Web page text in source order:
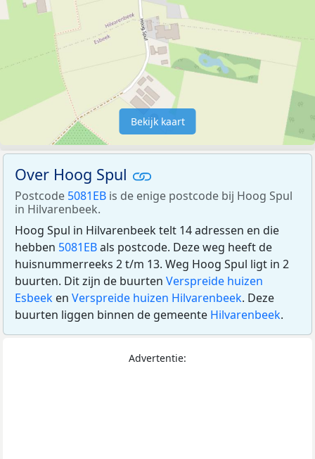
Bekijk kaart
Over Hoog Spul
Postcode 5081EB is de enige postcode bij Hoog Spul
in Hilvarenbeek.
Hoog Spul in Hilvarenbeek telt 14 adressen en die
hebben 5081EBals postcode. Deze weg heeft de
huisnummerreeks 2 t/m 13. Weg Hoog Spul ligt in 2
buurten. Dit zijn de buurten Verspreide huizen
Esbeek en Verspreide huizen Hilvarenbeek. Deze
buurten liggen binnen de gemeente Hilvarenbeek.
Advertentie: